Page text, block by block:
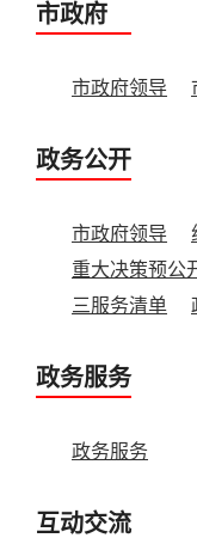
市政府
市政府领导
政务公开
市政府领导
重大决策预公
三服务清单
政务服务
政务服务
互动交流